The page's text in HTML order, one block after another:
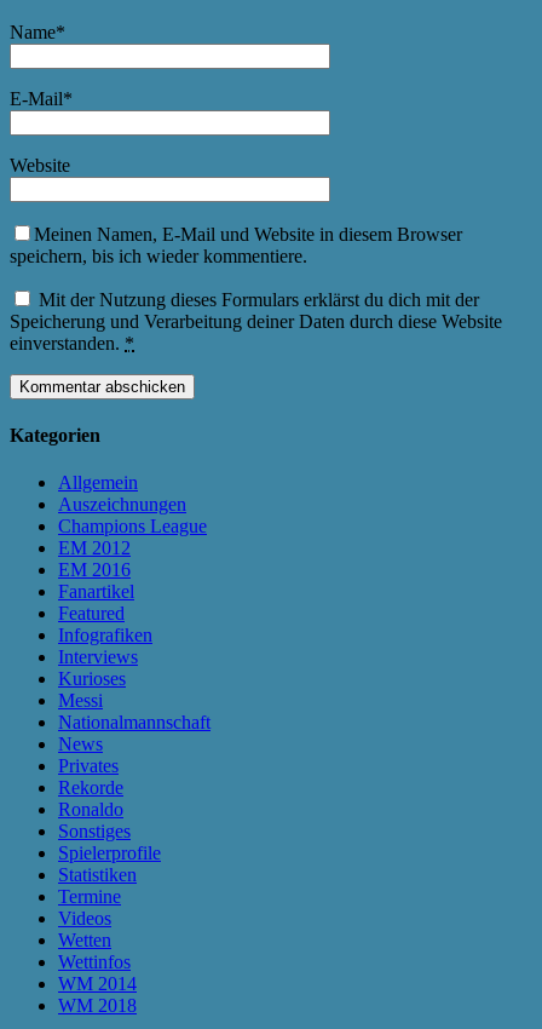
Name*
E-Mail*
Website
Meinen Namen, E-Mail und Website in diesem Browser
speichern, bis ich wieder kommentiere.
Mit der Nutzung dieses Formulars erklärst du dich mit der
Speicherung und Verarbeitung deiner Daten durch diese Website
einverstanden. *
Kategorien
Allgemein
Auszeichnungen
Champions League
EM 2012
EM 2016
Fanartikel
Featured
Infografiken
Interviews
Kurioses
Messi
Nationalmannschaft
News
Privates
Rekorde
Ronaldo
Sonstiges
Spielerprofile
Statistiken
Termine
Videos
Wetten
Wettinfos
WM 2014
WM 2018